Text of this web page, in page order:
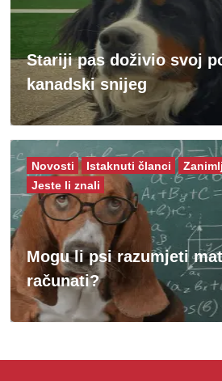
Stariji pas doživio svoj
kanadski snijeg
Mogu li psi razumjeti
računati?
Novosti Istaknuti članci
Jeste li znali